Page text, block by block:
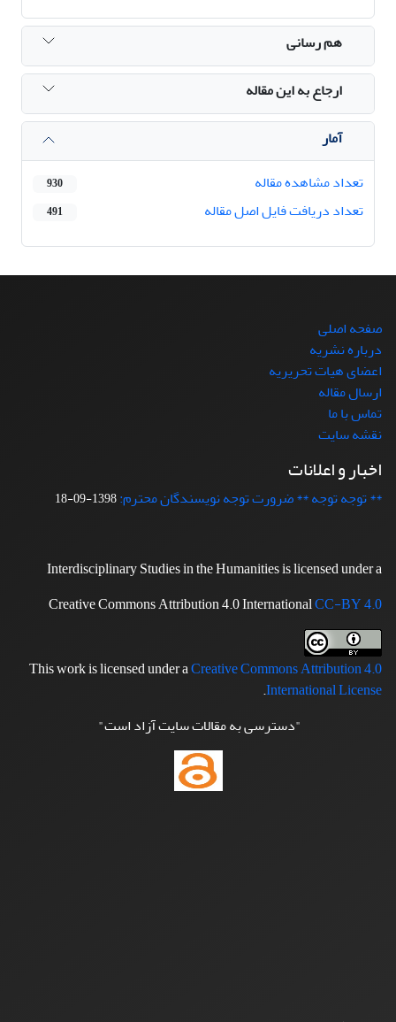
هم رسانی
ارجاع به این مقاله
آمار
تعداد مشاهده مقاله
930
تعداد دریافت فایل اصل مقاله 491
صفحه اصلی
درباره نشریه
اعضای هیات تحریریه
ارسال مقاله
تماس با ما
نقشه سایت
اخبار و اعلانات
** توجه توجه ** ضرورت توجه نویسندگان محترم:1398-09-18
Interdisciplinary Studies in the Humanities is licensed under a
Creative Commons Attribution 4.0 InternationalCC-BY 4.0
This work is licensed under aCreative Commons Attribution 4.0
International License
.
"دسترسی به مقالات سایت آزاد است"